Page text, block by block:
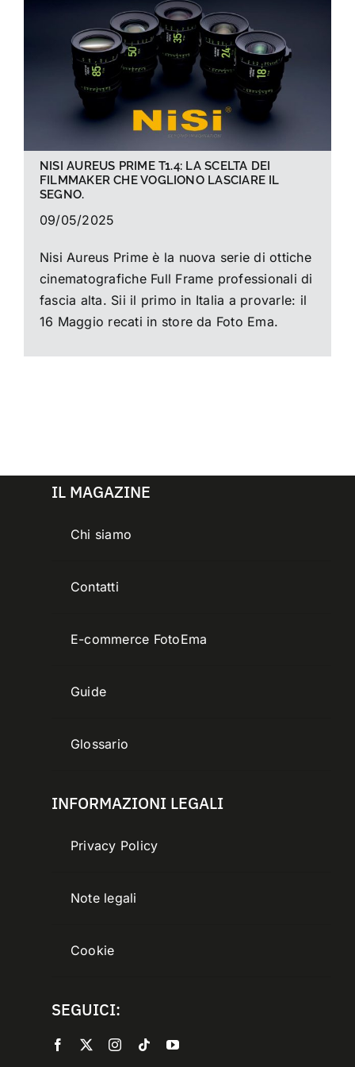
La foto del mese
NISI AUREUS PRIME T1.4: LA SCELTA DEI
FILMMAKER CHE VOGLIONO LASCIARE IL
SEGNO.
09/05/2025
Nisi Aureus Prime è la nuova serie di ottiche
cinematografiche Full Frame professionali di
fascia alta. Sii il primo in Italia a provarle: il
16 Maggio recati in store da Foto Ema.
IL MAGAZINE
Chi siamo
Contatti
E-commerce FotoEma
Guide
Glossario
INFORMAZIONI LEGALI
Privacy Policy
Note legali
Cookie
SEGUICI: